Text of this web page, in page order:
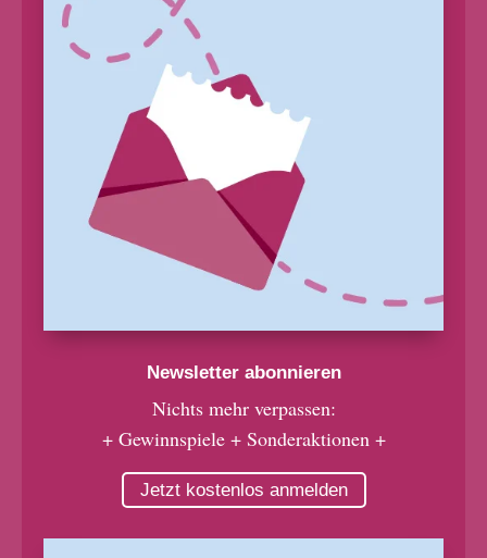
Newsletter abonnieren
Nichts mehr verpassen:
+ Gewinnspiele + Sonderaktionen +
Jetzt kostenlos anmelden